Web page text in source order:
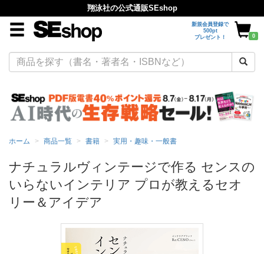
翔泳社の公式通販SEshop
新規会員登録で
500pt
プレゼント！
0
ホーム 商品一覧 書籍 実用・趣味・一般書
ナチュラルヴィンテージで作る センスの
いらないインテリア プロが教えるセオ
リー＆アイデア